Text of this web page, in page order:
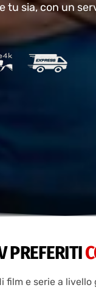
sia, con un
PREFERITI
film e serie a